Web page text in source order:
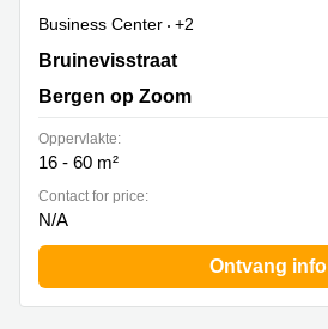
Business Center
+2
Bruinevisstraat 32, Bergen op Zoom
Bruinevisstraat
Bergen op Zoom
Oppervlakte:
16 - 60 m²
Contact for price:
N/A
Ontvang info